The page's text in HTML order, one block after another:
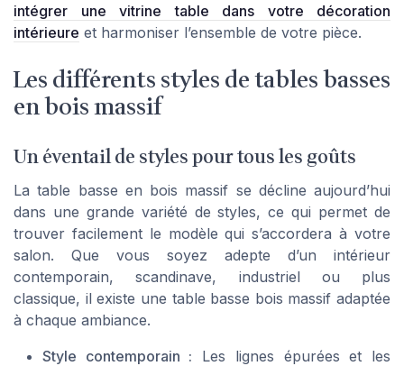
intégrer une vitrine table dans votre décoration
intérieure et harmoniser l’ensemble de votre pièce.
Les différents styles de tables basses
en bois massif
Un éventail de styles pour tous les goûts
La table basse en bois massif se décline aujourd’hui
dans une grande variété de styles, ce qui permet de
trouver facilement le modèle qui s’accordera à votre
salon. Que vous soyez adepte d’un intérieur
contemporain, scandinave, industriel ou plus
classique, il existe une table basse bois massif adaptée
à chaque ambiance.
Style contemporain : Les lignes épurées et les